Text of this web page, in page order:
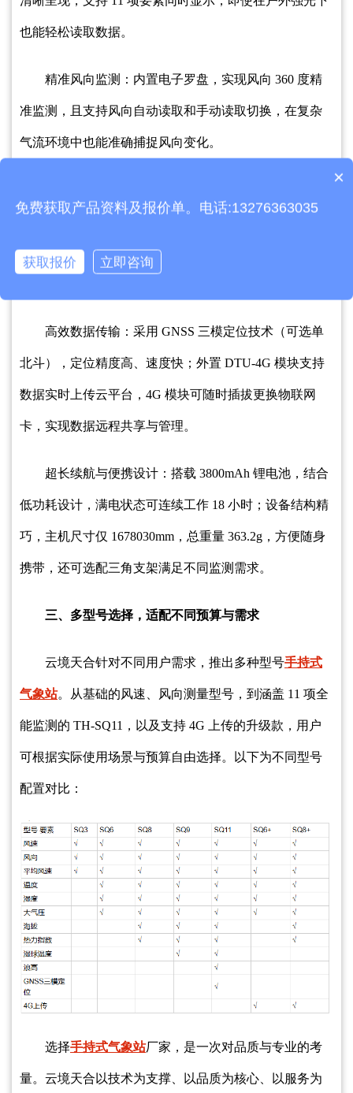
也能轻松读取数据。
精准风向监测：内置电子罗盘，实现风向 360 度精
准监测，且支持风向自动读取和手动读取切换，在复杂
气流环境中也能准确捕捉风向变化。
钟灵活设置，通过 Type-C 通讯接口，方便将数据传输至
高效数据传输：采用 GNSS 三模定位技术（可选单
北斗），定位精度高、速度快；外置 DTU-4G 模块支持
数据实时上传云平台，4G 模块可随时插拔更换物联网
卡，实现数据远程共享与管理。
超长续航与便携设计：搭载 3800mAh 锂电池，结合
低功耗设计，满电状态可连续工作 18 小时；设备结构精
巧，主机尺寸仅 1678030mm，总重量 363.2g，方便随身
携带，还可选配三角支架满足不同监测需求。
三、多型号选择，适配不同预算与需求
云境天合针对不同用户需求，推出多种型号手持式
气象站。从基础的风速、风向测量型号，到涵盖 11 项全
能监测的 TH-SQ11，以及支持 4G 上传的升级款，用户
可根据实际使用场景与预算自由选择。以下为不同型号
配置对比：
选择手持式气象站厂家，是一次对品质与专业的考
量。云境天合以技术为支撑、以品质为核心、以服务为
产品包含安装吗？
×
免费获取产品资料及报价单。电话:13276363035
获取报价 立即咨询